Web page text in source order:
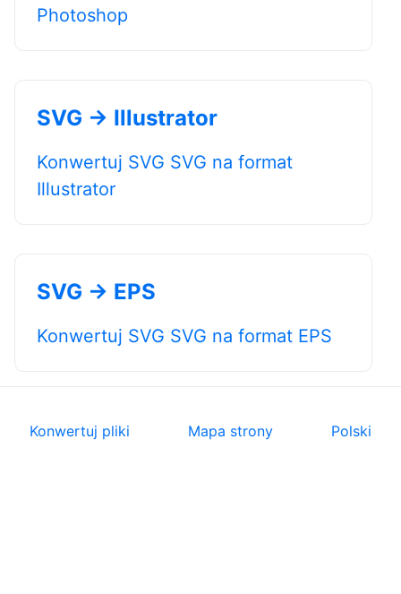
Photoshop
SVG → Illustrator
Konwertuj SVG SVG na format
Illustrator
SVG → EPS
Konwertuj SVG SVG na format EPS
Konwertuj pliki Mapa strony Polski